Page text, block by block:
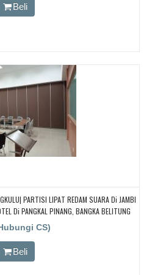
Beli
PARTISI LIPAT REDAM SUARA Di JAMBI
Di PANGKAL PINANG, BANGKA BELITUNG
CS)
Beli